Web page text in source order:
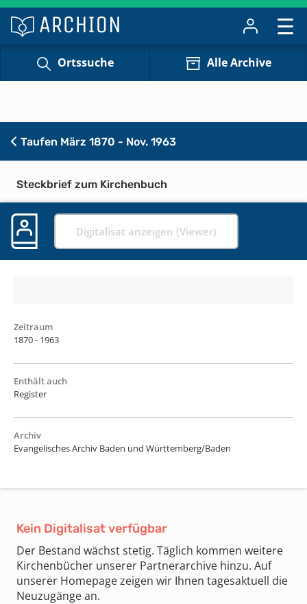
Ortssuche Alle Archive
Taufen März 1870 - Nov. 1963
Steckbrief zum Kirchenbuch
Digitalisat anzeigen (Viewer)
Zeitraum
1870 - 1963
Enthält auch
Register
Archiv
Evangelisches Archiv Baden und Württemberg/Baden
Kein Digitalisat verfügbar
Der Bestand wächst stetig. Täglich kommen weitere
Kirchenbücher unserer Partnerarchive hinzu. Auf
unserer Homepage zeigen wir Ihnen tagesaktuell die
Neuzugänge an.